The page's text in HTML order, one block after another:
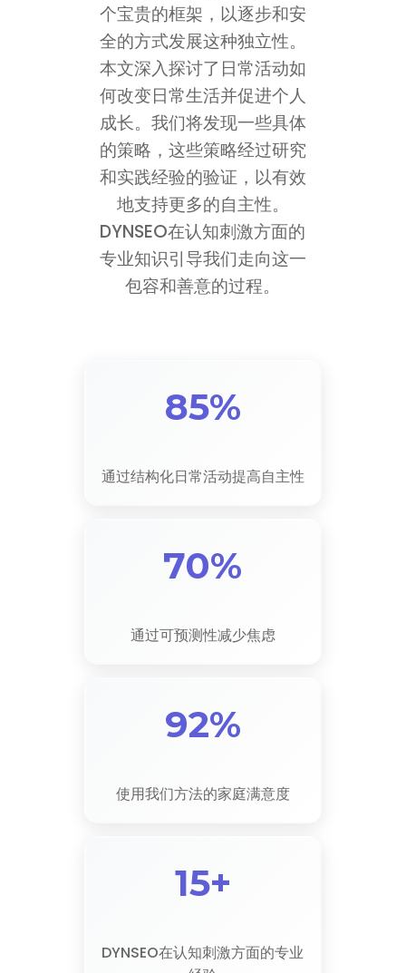
个宝贵的框架，以逐步和安
全的方式发展这种独立性。
本文深入探讨了日常活动如
何改变日常生活并促进个人
成长。我们将发现一些具体
的策略，这些策略经过研究
和实践经验的验证，以有效
地支持更多的自主性。
DYNSEO在认知刺激方面的
专业知识引导我们走向这一
包容和善意的过程。
85%
通过结构化日常活动提高自主性
70%
通过可预测性减少焦虑
92%
使用我们方法的家庭满意度
15+
DYNSEO在认知刺激方面的专业